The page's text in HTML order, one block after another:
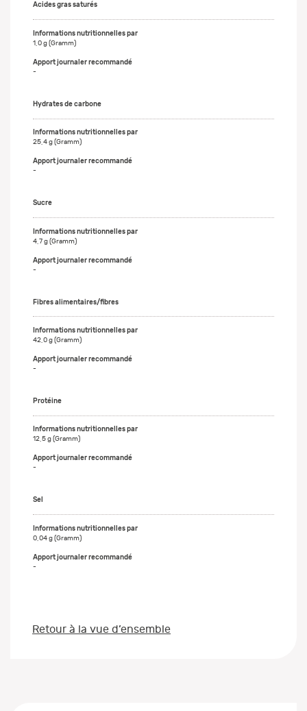
Acides gras saturés
1,0 g (Gramm)
-
Hydrates de carbone
25,4 g (Gramm)
-
Sucre
4,7 g (Gramm)
-
Fibres alimentaires/fibres
42,0 g (Gramm)
-
Protéine
12,5 g (Gramm)
-
Sel
0,04 g (Gramm)
-
Retour à la vue d’ensemble